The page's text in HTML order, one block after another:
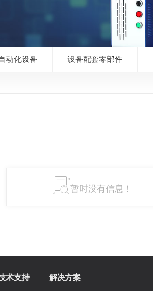
动化设备 设备配套零部件
暂时没有信息！
术支持 解决方案